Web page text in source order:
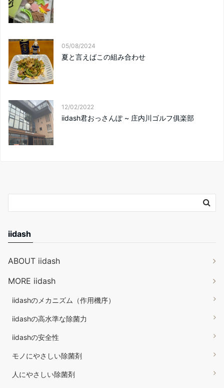
05/08/2024
夏と言えばこの組み合わせ
12/02/2022
iidash君おっさんぽ ~ 庄内川ゴルフ俱楽部
iidash
ABOUT iidash
MORE iidash
iidashのメカニズム（作用機序）
iidashの高水準な除菌力
iidashの安全性
モノにやさしい除菌剤
人にやさしい除菌剤